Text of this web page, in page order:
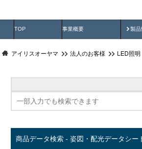
TOP 事業概要 製品
製
アイリスオーヤマ 法人のお客様 LED照明
商品データ検索 - 姿図・配光データシー